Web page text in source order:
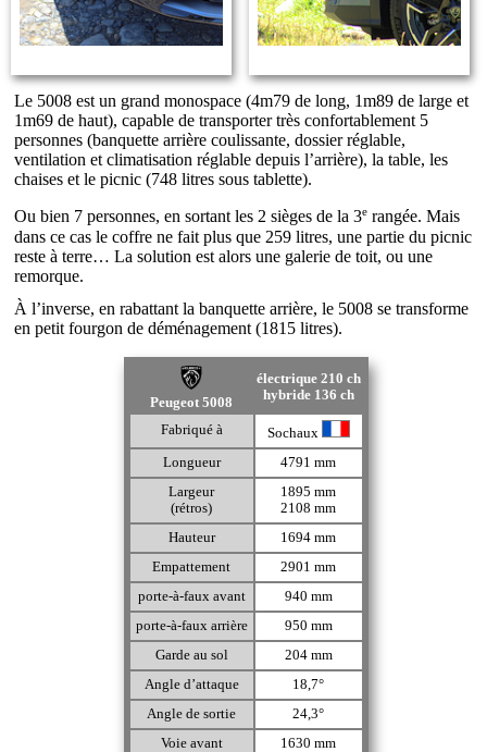
Le 5008 est un grand monospace (4m79 de long, 1m89 de large et
1m69 de haut), capable de transporter très confortablement 5
personnes (banquette arrière coulissante, dossier réglable,
ventilation et climatisation réglable depuis l’arrière), la table, les
chaises et le picnic (748 litres sous tablette).
Ou bien 7 personnes, en sortant les 2 sièges de la 3e rangée. Mais
dans ce cas le coffre ne fait plus que 259 litres, une partie du picnic
reste à terre… La solution est alors une galerie de toit, ou une
remorque.
À l’inverse, en rabattant la banquette arrière, le 5008 se transforme
en petit fourgon de déménagement (1815 litres).
Peugeot 5008
électrique 210 ch
hybride 136 ch
Fabriqué à
Sochaux
Longueur
4791 mm
Largeur
(rétros)
1895 mm
2108 mm
Hauteur
1694 mm
Empattement
2901 mm
porte-à-faux avant
940 mm
porte-à-faux arrière
950 mm
Garde au sol
204 mm
Angle d’attaque
18,7°
Angle de sortie
24,3°
Voie avant
1630 mm